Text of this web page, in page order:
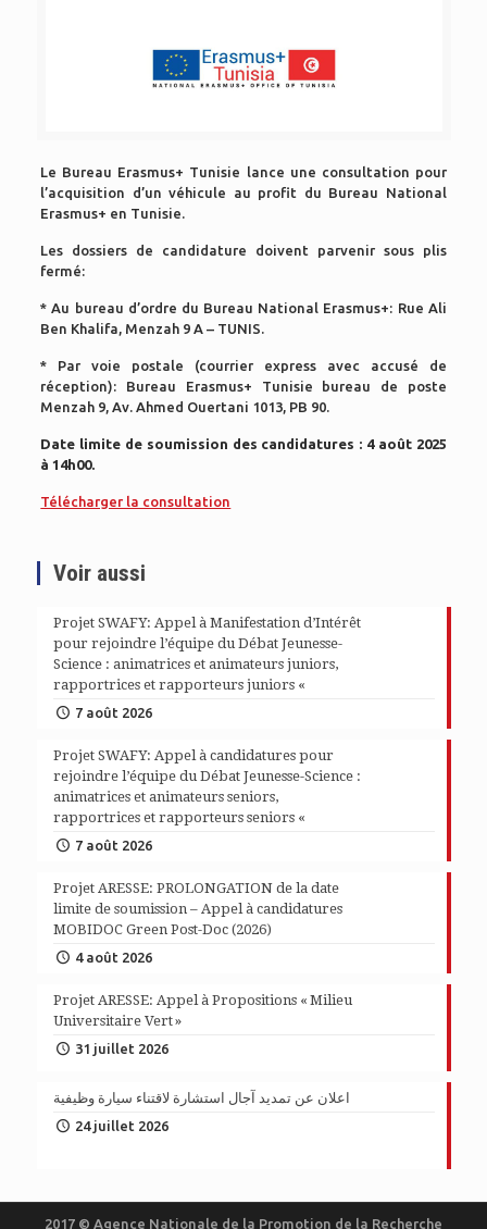
Le Bureau Erasmus+ Tunisie lance une consultation pour
l’acquisition d’un véhicule au profit du Bureau National
Erasmus+ en Tunisie.
Les dossiers de candidature doivent parvenir sous plis
fermé:
* Au bureau d’ordre du Bureau National Erasmus+: Rue Ali
Ben Khalifa, Menzah 9 A – TUNIS.
* Par voie postale (courrier express avec accusé de
réception): Bureau Erasmus+ Tunisie bureau de poste
Menzah 9, Av. Ahmed Ouertani 1013, PB 90.
Date limite de soumission des candidatures : 4 août 2025
à 14h00.
Télécharger la consultation
Voir aussi
Projet SWAFY: Appel à Manifestation d’Intérêt
pour rejoindre l’équipe du Débat Jeunesse-
Science : animatrices et animateurs juniors,
rapportrices et rapporteurs juniors «
7 août 2026
Projet SWAFY: Appel à candidatures pour
rejoindre l’équipe du Débat Jeunesse-Science :
animatrices et animateurs seniors,
rapportrices et rapporteurs seniors «
7 août 2026
Projet ARESSE: PROLONGATION de la date
limite de soumission – Appel à candidatures
MOBIDOC Green Post-Doc (2026)
4 août 2026
Projet ARESSE: Appel à Propositions « Milieu
Universitaire Vert »
31 juillet 2026
اعلان عن تمديد آجال استشارة لاقتناء سيارة وظيفية
24 juillet 2026
2017 © Agence Nationale de la Promotion de la Recherche